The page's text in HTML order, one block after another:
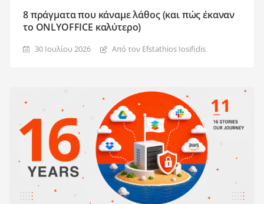
8 πράγματα που κάναμε λάθος (και πώς έκαναν
το ONLYOFFICE καλύτερο)
30 Ιουλίου 2026 Από τον Efstathios Iosifidis